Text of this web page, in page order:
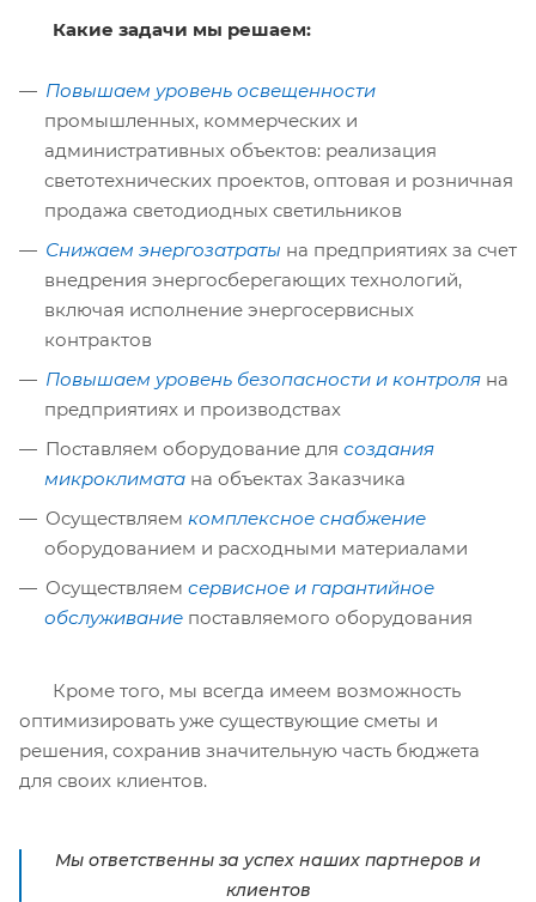
Какие задачи мы решаем:
Повышаем уровень освещенности
промышленных, коммерческих и
административных объектов: реализация
светотехнических проектов, оптовая и розничная
продажа светодиодных светильников
Снижаем энергозатраты на предприятиях за счет
внедрения энергосберегающих технологий,
включая исполнение энергосервисных
контрактов
Повышаем уровень безопасности и контроля на
предприятиях и производствах
Поставляем оборудование для создания
микроклимата на объектах Заказчика
Осуществляем комплексное снабжение
оборудованием и расходными материалами
Осуществляем сервисное и гарантийное
обслуживание поставляемого оборудования
Кроме того, мы всегда имеем возможность
оптимизировать уже существующие сметы и
решения, сохранив значительную часть бюджета
для своих клиентов.
Мы ответственны за успех наших партнеров и
клиентов